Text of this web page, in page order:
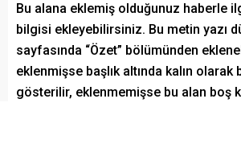
Bu alana eklemiş olduğunuz haberle
bilgisi ekleyebilirsiniz. Bu metin yazı
sayfasında “Özet” bölümünden
eklenmişse başlık altında kalın olarak
gösterilir, eklenmemişse bu alan boş